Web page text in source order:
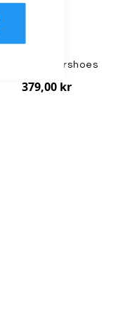
Icebug - Overshoes
379,00 kr